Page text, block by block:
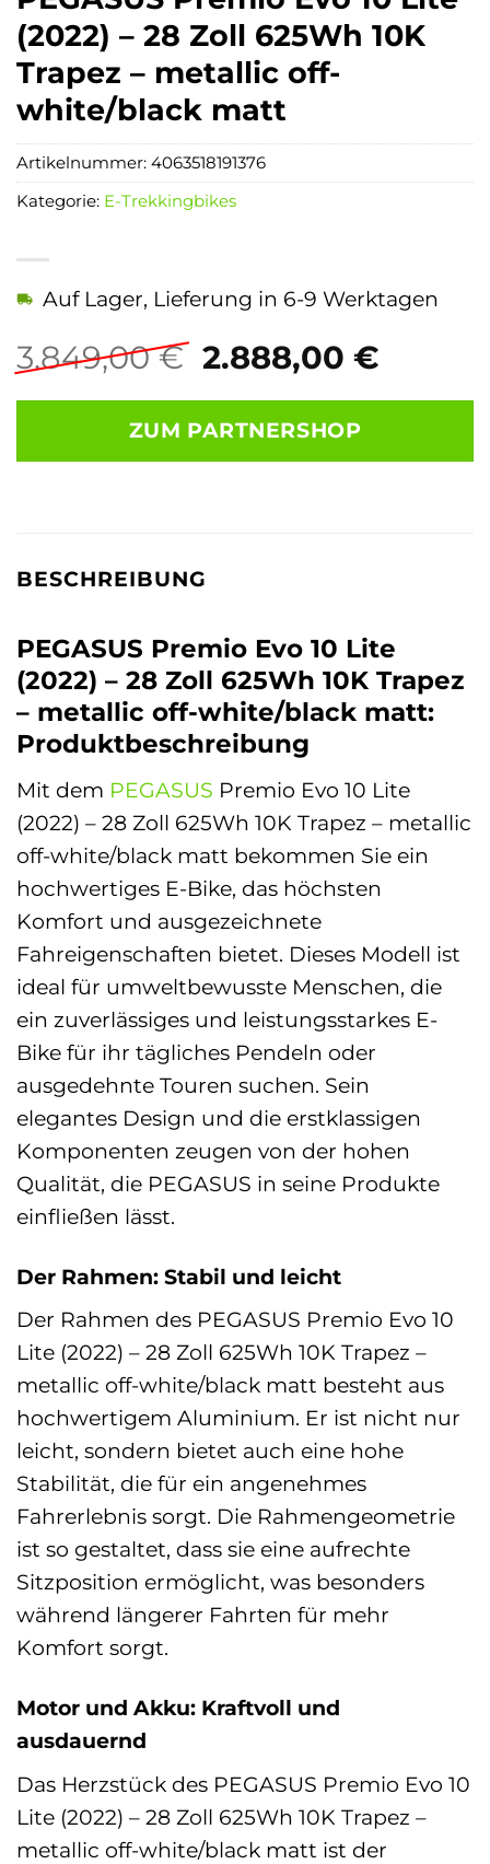
(2022) – 28 Zoll 625Wh 10K
Trapez – metallic off-
white/black matt
3.849,00€ Ursprünglicher
war:
3.849,00 €
2.888,00 €
Auf Lager, Lieferung in 6-9 Werktagen
ZUM PARTNERSHOP
Artikelnummer: 4063518191376
Kategorie: E-Trekkingbikes
BESCHREIBUNG
PEGASUS Premio Evo 10 Lite
(2022) – 28 Zoll 625Wh 10K Trapez
– metallic off-white/black matt:
Produktbeschreibung
Mit dem PEGASUS Premio Evo 10 Lite
(2022) – 28 Zoll 625Wh 10K Trapez – metallic
off-white/black matt bekommen Sie ein
hochwertiges E-Bike, das höchsten
Komfort und ausgezeichnete
Fahreigenschaften bietet. Dieses Modell ist
ideal für umweltbewusste Menschen, die
ein zuverlässiges und leistungsstarkes E-
Bike für ihr tägliches Pendeln oder
ausgedehnte Touren suchen. Sein
elegantes Design und die erstklassigen
Komponenten zeugen von der hohen
Qualität, die PEGASUS in seine Produkte
einfließen lässt.
Der Rahmen: Stabil und leicht
Der Rahmen des PEGASUS Premio Evo 10
Lite (2022) – 28 Zoll 625Wh 10K Trapez –
metallic off-white/black matt besteht aus
hochwertigem Aluminium. Er ist nicht nur
leicht, sondern bietet auch eine hohe
Stabilität, die für ein angenehmes
Fahrerlebnis sorgt. Die Rahmengeometrie
ist so gestaltet, dass sie eine aufrechte
Sitzposition ermöglicht, was besonders
während längerer Fahrten für mehr
Komfort sorgt.
Motor und Akku: Kraftvoll und
ausdauernd
Das Herzstück des PEGASUS Premio Evo 10
Lite (2022) – 28 Zoll 625Wh 10K Trapez –
metallic off-white/black matt ist der